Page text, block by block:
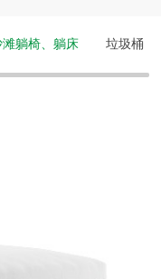
躺椅、躺床 垃圾桶